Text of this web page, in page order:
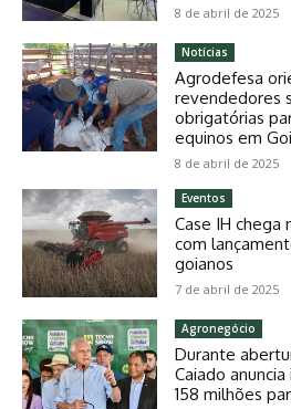
8 de abril de 2025
Notícias
Agrodefesa
revendedores
obrigatórias
equinos em
8 de abril de 2025
Eventos
Case IH chega
com
goianos
7 de abril de 2025
Agronegócio
Durante
Caiado
158 milhões